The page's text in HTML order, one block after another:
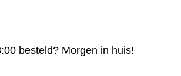
besteld? Morgen in huis!